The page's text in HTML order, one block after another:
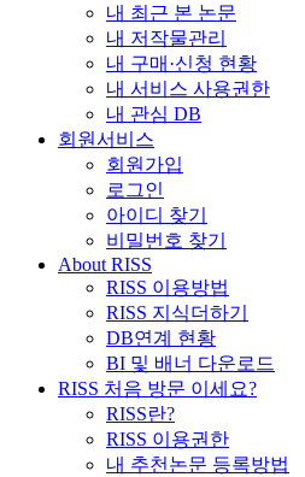
내 최근 본 논문
내 저작물관리
내 구매·신청 현황
내 서비스 사용권한
내 관심 DB
회원서비스
회원가입
로그인
아이디 찾기
비밀번호 찾기
About RISS
RISS 이용방법
RISS 지식더하기
DB연계 현황
BI 및 배너 다운로드
RISS 처음 방문 이세요?
RISS란?
RISS 이용권한
내 추천논문 등록방법